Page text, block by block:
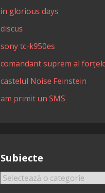
in glorious days
discus
sony tc-k950es
comandant suprem al
castelul Noise Feinstein
am primit un SMS
Subiecte
Subiecte